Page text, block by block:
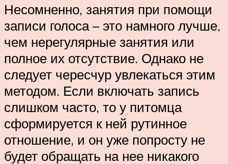
Несомненно, занятия при помощи
записи голоса – это намного лучше,
чем нерегулярные занятия или
полное их отсутствие. Однако не
следует чересчур увлекаться этим
методом. Если включать запись
слишком часто, то у питомца
сформируется к ней рутинное
отношение, и он уже попросту не
будет обращать на нее никакого